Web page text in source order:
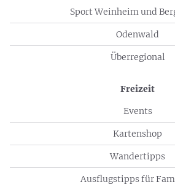
Sport Weinheim und
Odenwald
Überregional
Freizeit
Events
Kartenshop
Wandertipps
Ausflugstipps für